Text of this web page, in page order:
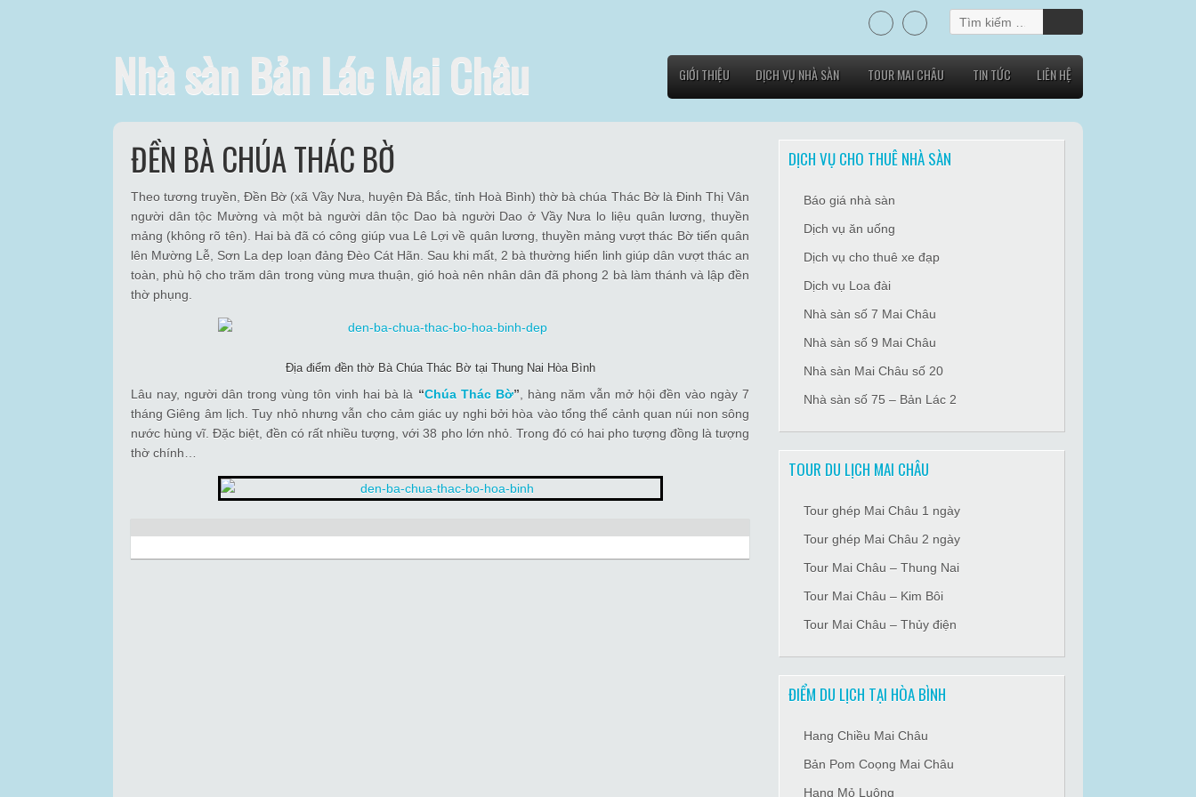
Tìm
kiếm
cho:
Nhà sàn Bản Lác Mai Châu GIỚI THIỆU DỊCH VỤ NHÀ SÀN TOUR MAI CHÂU TIN TỨC LIÊN HỆ
ĐỀN BÀ CHÚA THÁC BỜ
Theo tương truyền, Đền Bờ (xã Vầy Nưa, huyện Đà Bắc, tỉnh Hoà Bình) thờ bà chúa Thác Bờ là Đinh Thị Vân
người dân tộc Mường và một bà người dân tộc Dao bà người Dao ở Vầy Nưa lo liệu quân lương, thuyền
mảng (không rõ tên). Hai bà đã có công giúp vua Lê Lợi về quân lương, thuyền mảng vượt thác Bờ tiến quân
lên Mường Lễ, Sơn La dẹp loạn đảng Đèo Cát Hãn. Sau khi mất, 2 bà thường hiển linh giúp dân vượt thác an
toàn, phù hộ cho trăm dân trong vùng mưa thuận, gió hoà nên nhân dân đã phong 2 bà làm thánh và lập đền
thờ phụng.
Địa điểm đền thờ Bà Chúa Thác Bờ tại Thung Nai Hòa Bình
Lâu nay, người dân trong vùng tôn vinh hai bà là “Chúa Thác Bờ” , hàng năm vẫn mở hội đền vào ngày 7
tháng Giêng âm lịch. Tuy nhỏ nhưng vẫn cho cảm giác uy nghi bởi hòa vào tổng thể cảnh quan núi non sông
nước hùng vĩ. Ðặc biệt, đền có rất nhiều tượng, với 38 pho lớn nhỏ. Trong đó có hai pho tượng đồng là tượng
thờ chính…
DỊCH VỤ CHO THUÊ NHÀ SÀN
Báo giá nhà sàn
Dịch vụ ăn uống
Dịch vụ cho thuê xe đạp
Dịch vụ Loa đài
Nhà sàn số 7 Mai Châu
Nhà sàn số 9 Mai Châu
Nhà sàn Mai Châu số 20
Nhà sàn số 75 – Bản Lác 2
TOUR DU LỊCH MAI CHÂU
Tour ghép Mai Châu 1 ngày
Tour ghép Mai Châu 2 ngày
Tour Mai Châu – Thung Nai
Tour Mai Châu – Kim Bôi
Tour Mai Châu – Thủy điện
ĐIỂM DU LỊCH TẠI HÒA BÌNH
Hang Chiều Mai Châu
Bản Pom Coọng Mai Châu
Hang Mỏ Luông